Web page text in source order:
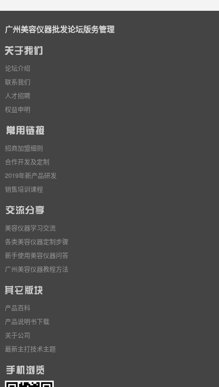
广州美容仪器批发论坛版务管理
论坛介绍
联系我们
人才招聘
权益申明
招商加盟细则
合作开发及定制
2019年新产品研发
销售培训课程
美容仪器学习交流
各类美容仪器定制步骤
新手使用美容仪器问答
广州美容仪器教程方法
产品百科
产品说明书下载
关于公司
最新主打技术主题